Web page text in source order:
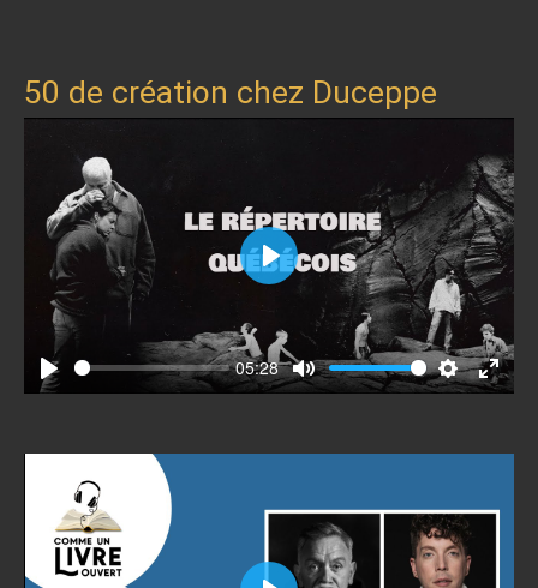
50 de création chez Duceppe
Play
05:28
Mute SettingsEnter
Play